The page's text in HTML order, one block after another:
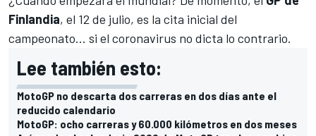
Finlandia, el 12 de julio, es la cita inicial del
campeonato... si el coronavirus no dicta lo contrario.
Lee también esto:
MotoGP no descarta dos carreras en dos días ante el
reducido calendario
MotoGP: ocho carreras y 60.000 kilómetros en dos meses